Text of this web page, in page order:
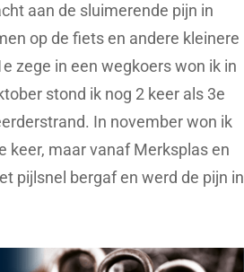
aan de sluimerende pijn in
op de fiets en andere kleinere
zege in een wegkoers won ik in
stond ik nog 2 keer als 3e
In november won ik
keer, maar vanaf Merksplas en
pijlsnel bergaf en werd de pijn in